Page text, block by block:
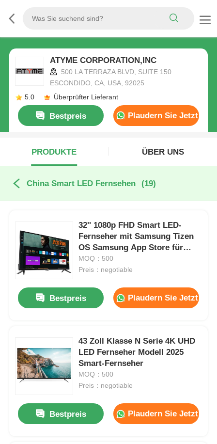
ATYME CORPORATION,INC
500 LA TERRAZA BLVD, SUITE 150
ESCONDIDO, CA, USA, 92025
5.0
Überprüfter Lieferant
Bestpreis Plaudern Sie Jetzt
PRODUKTE ÜBER UNS
China Smart LED Fernsehen (19)
32'' 1080p FHD Smart LED-
Fernseher mit Samsung Tizen
OS Samsung App Store für
Netflix Streaming
MOQ：500
Preis：negotiable
Bestpreis Plaudern Sie Jetzt
43 Zoll Klasse N Serie 4K UHD
LED Fernseher Modell 2025
Smart-Fernseher
MOQ：500
Preis：negotiable
Bestpreis Plaudern Sie Jetzt